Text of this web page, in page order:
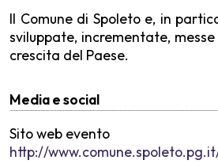
Il Comune di Spoleto e, in
sviluppate, incrementate,
crescita del Paese.
Media e social
Sito web evento
http://